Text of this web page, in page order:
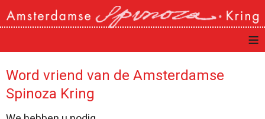
≡
Word vriend van de Amsterdamse
Spinoza Kring